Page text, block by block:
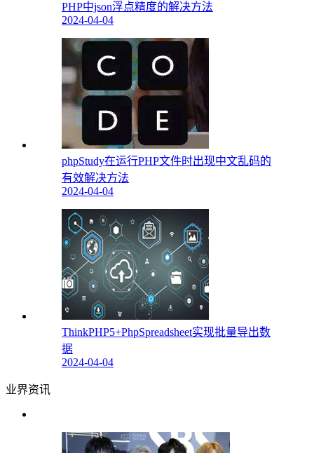
PHP中json浮点精度的解决方法
2024-04-04
phpStudy在运行PHP文件时出现中文乱码的
有效解决方法
2024-04-04
ThinkPHP5+PhpSpreadsheet实现批量导出数
据
2024-04-04
业界资讯